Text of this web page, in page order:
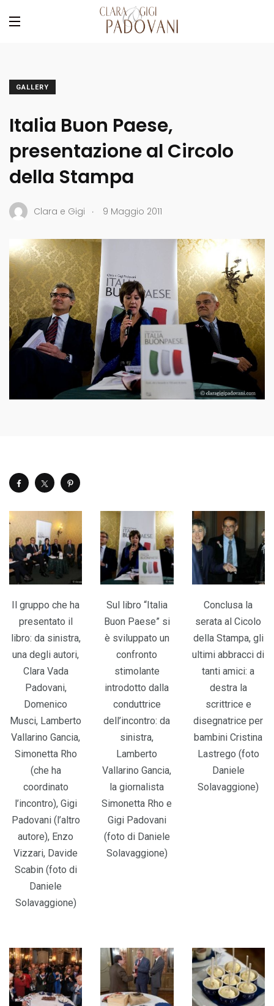
GALLERY
Italia Buon Paese,
presentazione al Circolo
della Stampa
Clara e Gigi . 9 Maggio 2011
Il gruppo che ha
presentato il
libro: da sinistra,
una degli autori,
Clara Vada
Padovani,
Domenico
Musci, Lamberto
Vallarino Gancia,
Simonetta Rho
(che ha
coordinato
l’incontro), Gigi
Padovani (l’altro
autore), Enzo
Vizzari, Davide
Scabin (foto di
Daniele
Solavaggione)
Sul libro “Italia
Buon Paese” si
è sviluppato un
confronto
stimolante
introdotto dalla
conduttrice
dell’incontro: da
sinistra,
Lamberto
Vallarino Gancia,
la giornalista
Simonetta Rho e
Gigi Padovani
(foto di Daniele
Solavaggione)
Conclusa la
serata al Cicolo
della Stampa, gli
ultimi abbracci di
tanti amici: a
destra la
scrittrice e
disegnatrice per
bambini Cristina
Lastrego (foto
Daniele
Solavaggione)